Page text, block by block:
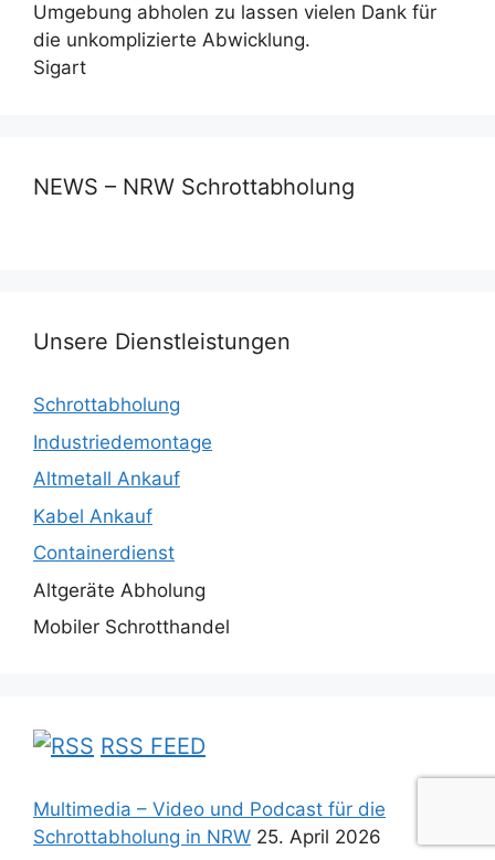
Umgebung abholen zu lassen vielen Dank für
die unkomplizierte Abwicklung.
Sigart
NEWS – NRW Schrottabholung
Unsere Dienstleistungen
Schrottabholung
Industriedemontage
Altmetall Ankauf
Kabel Ankauf
Containerdienst
Altgeräte Abholung
Mobiler Schrotthandel
RSS FEED
Multimedia – Video und Podcast für die
Schrottabholung in NRW 25. April 2026